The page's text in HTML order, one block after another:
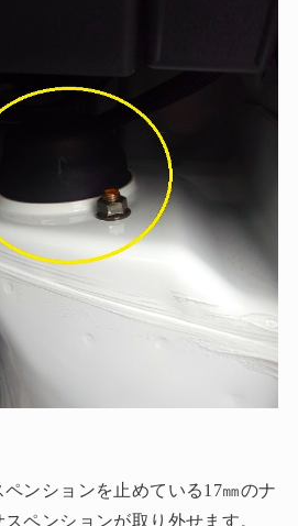
ンションを止めている17㎜のナ
ペンションが取り外せます。